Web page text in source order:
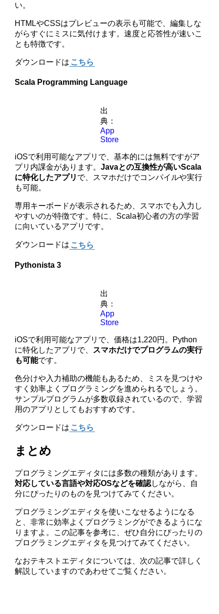
い。
HTMLやCSSはプレビューの表示も可能で、編集しな
がらすぐにミスに気付けます。速度と応答性が速いこ
とも特徴です。
ダウンロードは こちら
Scala Programming Language
出
典：
App
Store
iOSで利用可能なアプリで、基本的には無料ですがア
プリ内課金があります。Javaとの互換性が高いScala
に特化したアプリ で、スマホだけでコンパイルや実行
も可能。
専用キーボードが表示されるため、スマホでも入力し
やすいのが特徴です。特に、Scala初心者の方の学習
に向いているアプリです。
ダウンロードは こちら
Pythonista 3
出
典：
App
Store
iOSで利用可能なアプリで、価格は1,220円。Python
に特化したアプリで、 スマホだけでプログラムの実行
も可能です。
色分けや入力補助の機能もあるため、ミスを見つけや
すく効率よくプログラミングを進められるでしょう。
サンプルプログラムが多数収録されているので、学習
用のアプリとしてもおすすめです。
ダウンロードは こちら
まとめ
プログラミングエディタには多数の種類があります。
対応している言語や対応OSなどを確認しながら、自
分にぴったりのものを見つけてみてください。
プログラミングエディタを使いこなせるようになる
と、非常に効率よくプログラミングができるようにな
りますよ。この記事を参考に、ぜひ自分にぴったりの
プログラミングエディタを見つけてみてください。
なおテキストエディタについては、次の記事で詳しく
解説していますのであわせてご覧ください。